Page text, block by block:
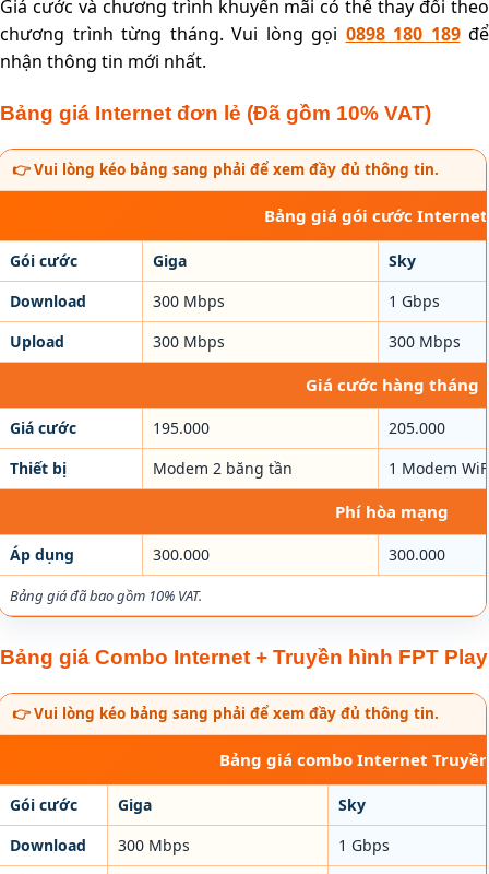
Giá cước và chương trình khuyến mãi có thể thay đổi theo
chương trình từng tháng. Vui lòng gọi 0898 180 189để
nhận thông tin mới nhất.
Bảng giá Internet đơn lẻ (Đã gồm 10% VAT)
👉 Vui lòng kéo bảng sang phải để xem đầy đủ thông tin.
Bảng giá gói cước Internet
Gói cước Giga
Sky
Download
300 Mbps
1 Gbps
Upload
300 Mbps 300 Mbps
Giá cước hàng tháng
Giá cước 195.000
205.000
Thiết bị
Modem 2 băng tần 1 Modem
Phí hòa mạng
Áp dụng 300.000 300.000
Bảng giá đã bao gồm 10% VAT.
Bảng giá Combo Internet + Truyền hình FPT Play
👉 Vui lòng kéo bảng sang phải để xem đầy đủ thông tin.
Bảng giá combo Internet
Gói cước Giga
Sky
Download
300 Mbps
1 Gbps